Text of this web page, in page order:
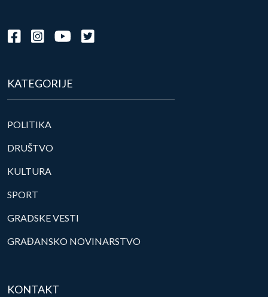
KATEGORIJE
POLITIKA
DRUŠTVO
KULTURA
SPORT
GRADSKE VESTI
GRAĐANSKO NOVINARSTVO
KONTAKT